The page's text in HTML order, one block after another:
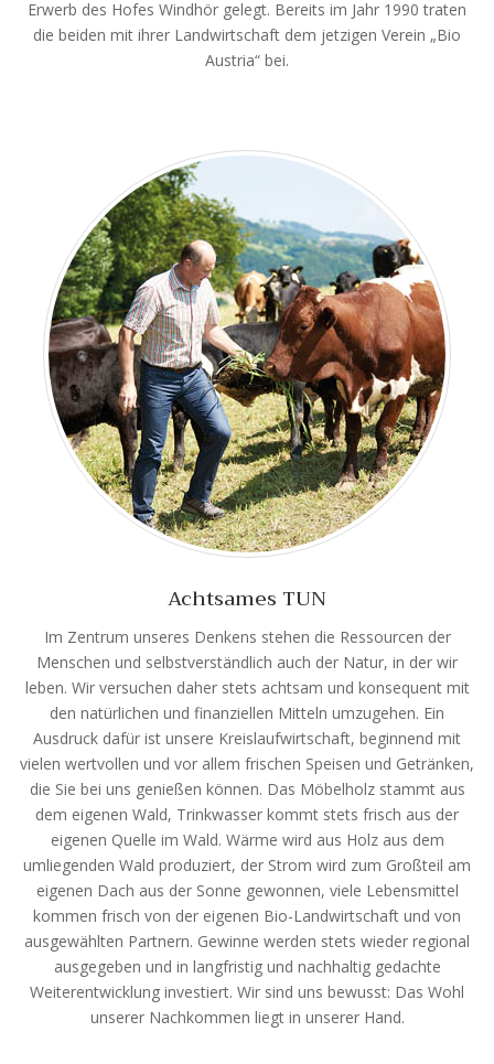
Erwerb des Hofes Windhör gelegt. Bereits im Jahr 1990 traten
die beiden mit ihrer Landwirtschaft dem jetzigen Verein „Bio
Austria“ bei.
Achtsames TUN
Im Zentrum unseres Denkens stehen die Ressourcen der
Menschen und selbstverständlich auch der Natur, in der wir
leben. Wir versuchen daher stets achtsam und konsequent mit
den natürlichen und finanziellen Mitteln umzugehen. Ein
Ausdruck dafür ist unsere Kreislaufwirtschaft, beginnend mit
vielen wertvollen und vor allem frischen Speisen und Getränken,
die Sie bei uns genießen können. Das Möbelholz stammt aus
dem eigenen Wald, Trinkwasser kommt stets frisch aus der
eigenen Quelle im Wald. Wärme wird aus Holz aus dem
umliegenden Wald produziert, der Strom wird zum Großteil am
eigenen Dach aus der Sonne gewonnen, viele Lebensmittel
kommen frisch von der eigenen Bio-Landwirtschaft und von
ausgewählten Partnern. Gewinne werden stets wieder regional
ausgegeben und in langfristig und nachhaltig gedachte
Weiterentwicklung investiert. Wir sind uns bewusst: Das Wohl
unserer Nachkommen liegt in unserer Hand.